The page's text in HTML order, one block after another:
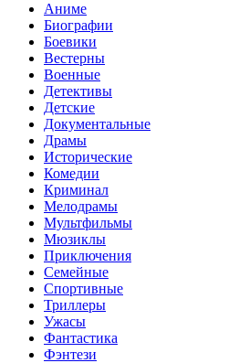
Аниме
Биографии
Боевики
Вестерны
Военные
Детективы
Детские
Документальные
Драмы
Исторические
Комедии
Криминал
Мелодрамы
Мультфильмы
Мюзиклы
Приключения
Семейные
Спортивные
Триллеры
Ужасы
Фантастика
Фэнтези